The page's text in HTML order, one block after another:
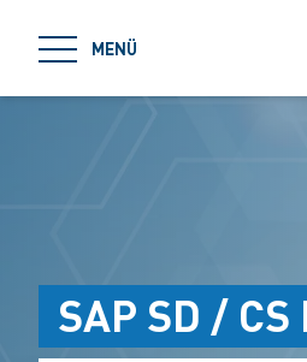
MENÜ
SAP SD /